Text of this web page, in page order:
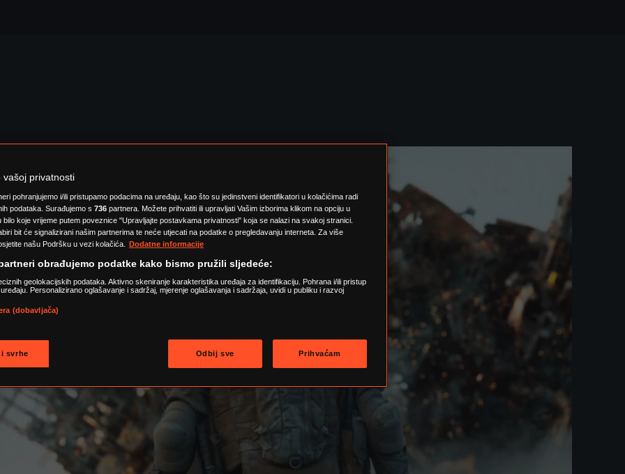
vašoj privatnosti
pohranjujemo i/ili pristupamo podacima na uređaju, kao što su jedinstveni identifikatori u kolačićima radi
podataka. Surađujemo s 736 partnera. Možete prihvatiti ili upravljati Vašim izborima klikom na opciju u
bilo koje vrijeme putem poveznice "Upravljajte postavkama privatnosti" koja se nalazi na svakoj stranici.
bit će signalizirani našim partnerima te neće utjecati na podatke o pregledavanju interneta. Za više
našu Podršku u vezi kolačića.
Dodatne informacije
obrađujemo podatke kako bismo pružili sljedeće:
geolokacijskih podataka. Aktivno skeniranje karakteristika uređaja za identifikaciju. Pohrana i/ili pristup
Personalizirano oglašavanje i sadržaj, mjerenje oglašavanja i sadržaja, uvidi u publiku i razvoj
(dobavljača)
svrhe Odbij sve Prihvaćam